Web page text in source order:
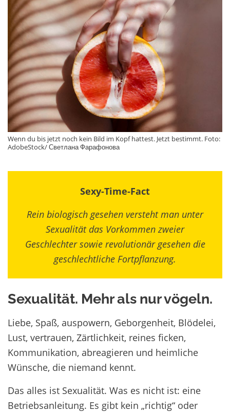
Wenn du bis jetzt noch kein Bild im Kopf hattest. Jetzt bestimmt. Foto:
AdobeStock/ Светлана Фарафонова
Sexy-Time-Fact
Rein biologisch gesehen versteht man unter
Sexualität das Vorkommen zweier
Geschlechter sowie revolutionär gesehen die
geschlechtliche Fortpflanzung.
Sexualität. Mehr als nur vögeln.
Liebe, Spaß, auspowern, Geborgenheit, Blödelei,
Lust, vertrauen, Zärtlichkeit, reines ficken,
Kommunikation, abreagieren und heimliche
Wünsche, die niemand kennt.
Das alles ist Sexualität. Was es nicht ist: eine
Betriebsanleitung. Es gibt kein „richtig“ oder